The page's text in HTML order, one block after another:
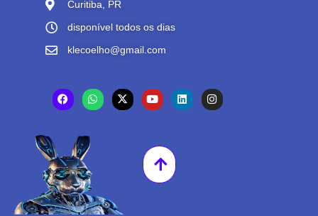
Curitiba, PR
disponível todos os dias
klecoelho@gmail.com